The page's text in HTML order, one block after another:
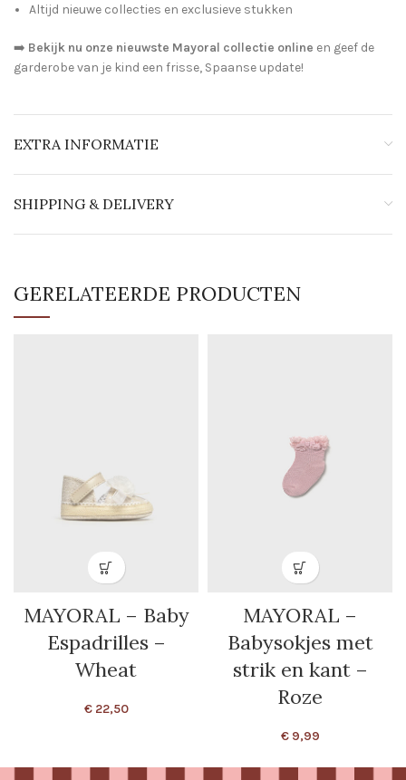
Altijd nieuwe collecties en exclusieve stukken
➡️ Bekijk nu onze nieuwste Mayoral collectie online en geef de
garderobe van je kind een frisse, Spaanse update!
EXTRA INFORMATIE
SHIPPING & DELIVERY
GERELATEERDE PRODUCTEN
MAYORAL – Baby
Espadrilles –
Wheat
€22,50
MAYORAL –
Babysokjes met
strik en kant –
Roze
€9,99